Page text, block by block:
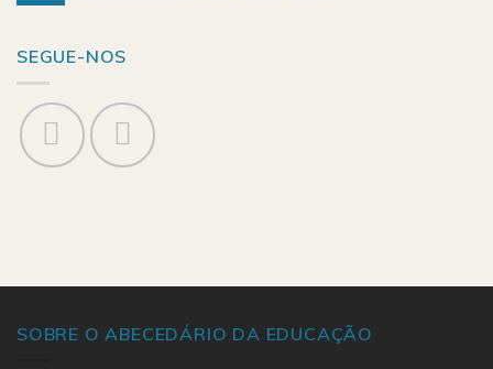
SEGUE-NOS
SOBRE O ABECEDÁRIO DA EDUCAÇÃO